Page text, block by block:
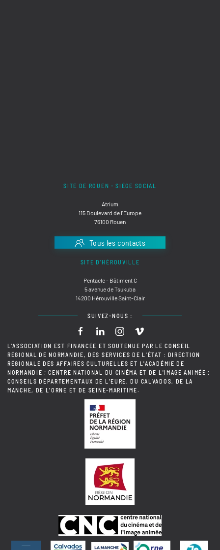
SITE DE ROUEN - SIÈGE SOCIAL
Atrium
115 Boulevard de l'Europe
76100 Rouen
Tous les contacts
SITE D'HÉROUVILLE
Pentacle - Bâtiment C
5 avenue de Tsukuba
14200 Hérouville Saint-Clair
SUIVEZ-NOUS :
L'ASSOCIATION EST FINANCÉE ET SOUTENUE PAR LE CONSEIL
RÉGIONAL DE NORMANDIE, DES SERVICES DE L'ÉTAT : DIRECTION
RÉGIONALE DES AFFAIRES CULTURELLES ET L'ACADÉMIE DE
NORMANDIE ; CENTRE NATIONAL DU CINÉMA ET DE L'IMAGE ANIMÉE ;
CONSEILS DÉPARTEMENTAUX DE L'EURE, DU CALVADOS, DE LA
MANCHE, DE L'ORNE ET DE SEINE-MARITIME.